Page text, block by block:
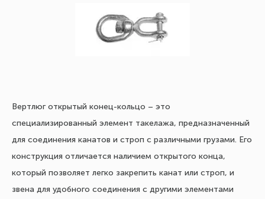
Вертлюг открытый конец-кольцо – это
специализированный элемент такелажа, предназначенный
для соединения канатов и строп с различными грузами. Его
конструкция отличается наличием открытого конца,
который позволяет легко закрепить канат или строп, и
звена для удобного соединения с другими элементами